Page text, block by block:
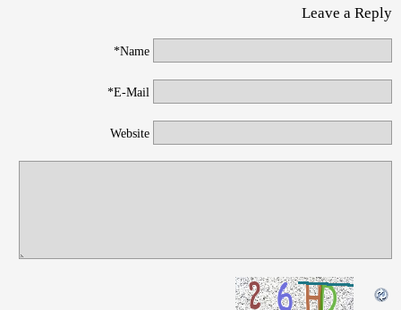
Leave a Reply
Name*
E-Mail*
Website